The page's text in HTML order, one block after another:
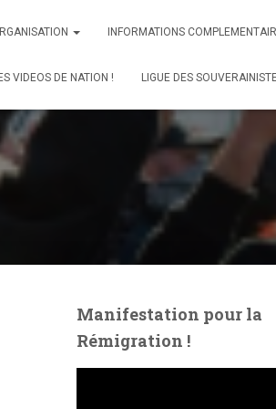
INFORMATIONS
VIDEOS DE NATION ! LIGUE DES
Manifestation pour la
Rémigration !